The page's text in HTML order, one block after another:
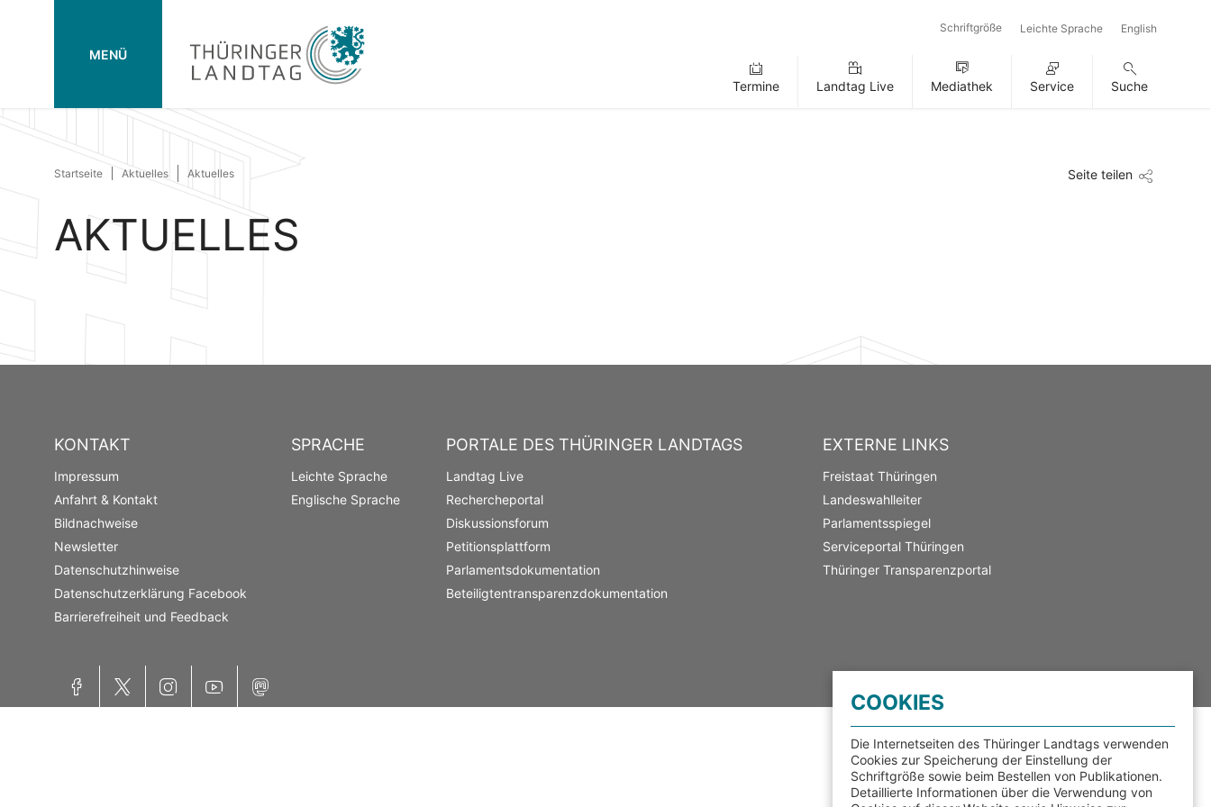
MENÜ
Schriftgröße Leichte Sprache English
Termine Landtag Live Mediathek Service Suche
Startseite Aktuelles Aktuelles Seite teilen
AKTUELLES
KONTAKT
Impressum
Anfahrt & Kontakt
Bildnachweise
Newsletter
Datenschutzhinweise
Datenschutzerklärung Facebook
Barrierefreiheit und Feedback
SPRACHE
Leichte Sprache
Englische Sprache
PORTALE DES THÜRINGER LANDTAGS
Landtag Live
Rechercheportal
Diskussionsforum
Petitionsplattform
Parlamentsdokumentation
Beteiligtentransparenzdokumentation
EXTERNE LINKS
Freistaat Thüringen
Landeswahlleiter
Parlamentsspiegel
Serviceportal Thüringen
Thüringer Transparenzportal
Facebook X Instagram Mastodon
COOKIES
Die Internetseiten des Thüringer Landtags verwenden
Cookies zur Speicherung der Einstellung der
Schriftgröße sowie beim Bestellen von Publikationen.
Detaillierte Informationen über die Verwendung von